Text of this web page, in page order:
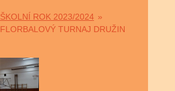
ŠKOLNÍ ROK 2023/2024 »
FLORBALOVÝ TURNAJ DRUŽIN